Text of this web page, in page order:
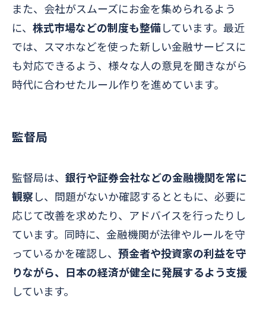
また、会社がスムーズにお金を集められるよう
に、 株式市場などの制度も整備しています。最近
では、スマホなどを使った新しい金融サービスに
も対応できるよう、様々な人の意見を聞きながら
時代に合わせたルール作りを進めています。
監督局
監督局は、 銀行や証券会社などの金融機関を常に
観察し、問題がないか確認するとともに、必要に
応じて改善を求めたり、アドバイスを行ったりし
ています。同時に、金融機関が法律やルールを守
っているかを確認し、 預金者や投資家の利益を守
りながら、日本の経済が健全に発展するよう支援
しています。